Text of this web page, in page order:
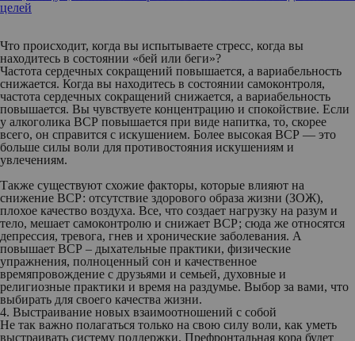
целей
Что происходит, когда вы испытываете стресс, когда вы
находитесь в состоянии «бей или беги»?
Частота сердечных сокращений повышается, а вариабельность
снижается. Когда вы находитесь в состоянии самоконтроля,
частота сердечных сокращений снижается, а вариабельность
повышается. Вы чувствуете концентрацию и спокойствие. Если
у алкоголика ВСР повышается при виде напитка, то, скорее
всего, он справится с искушением. Более высокая ВСР — это
больше силы воли для противостояния искушениям и
увлечениям.
Также существуют схожие факторы, которые влияют на
снижение ВСР: отсутствие здорового образа жизни (ЗОЖ),
плохое качество воздуха. Все, что создает нагрузку на разум и
тело, мешает самоконтролю и снижает ВСР; сюда же относятся
депрессия, тревога, гнев и хронические заболевания. А
повышает ВСР – дыхательные практики, физические
упражнения, полноценный сон и качественное
времяпровождение с друзьями и семьей, духовные и
религиозные практики и время на раздумье. Выбор за вами, что
выбирать для своего качества жизни.
4. Выстраивание новых взаимоотношений с собой
Не так важно полагаться только на свою силу воли, как уметь
выстраивать систему поддержки. Префронтальная кора будет